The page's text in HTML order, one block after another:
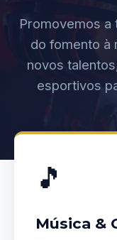
Promovemos a
do fomento à
novos
esportivos
🎵
Música &